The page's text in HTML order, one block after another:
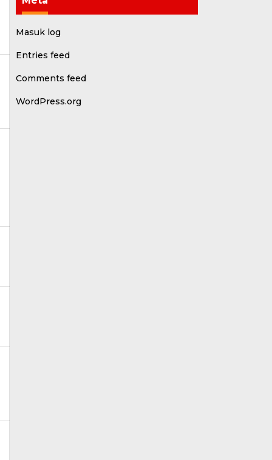
Masuk log
Entries feed
Comments feed
WordPress.org